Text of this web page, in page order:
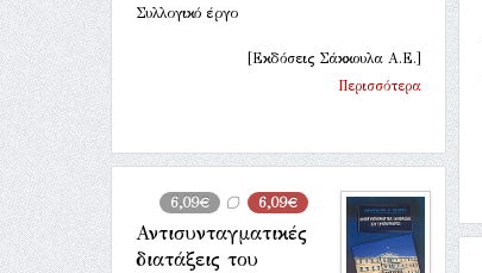
Συλλογικό έργο
[Εκδόσεις Σάκκουλα Α.Ε.]
Περισσότερα
6,09€ 6,09€
Αντισυνταγματικές
διατάξεις του